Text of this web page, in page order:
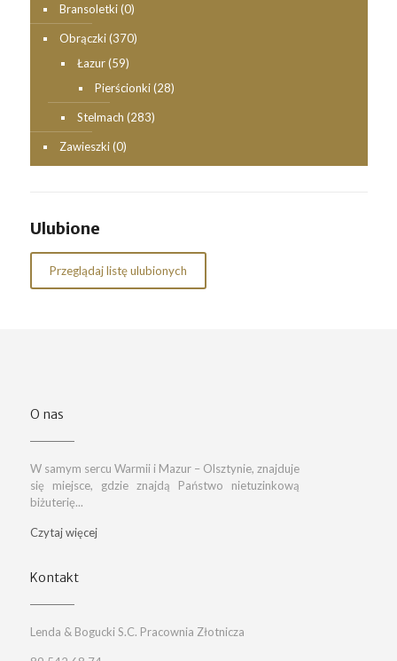
Bransoletki (0)
Obrączki (370)
Łazur (59)
Pierścionki (28)
Stelmach (283)
Zawieszki (0)
Ulubione
Przeglądaj listę ulubionych
O nas
W samym sercu Warmii i Mazur – Olsztynie, znajduje
się miejsce, gdzie znajdą Państwo nietuzinkową
biżuterię...
Czytaj więcej
Kontakt
Lenda & Bogucki S.C. Pracownia Złotnicza